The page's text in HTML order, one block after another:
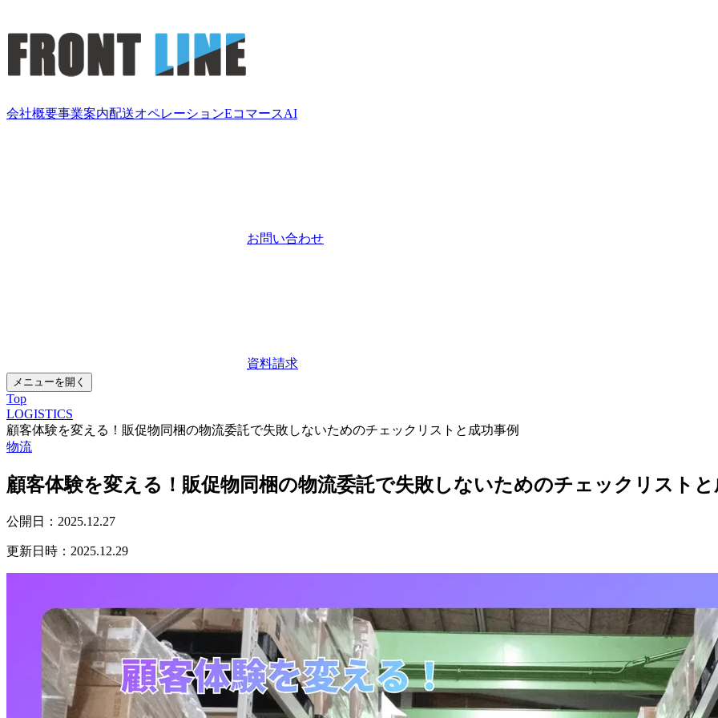
会社概要事業案内配送オペレーションEコマースAI
お問い合わせ
資料請求
メニューを開く
Top
LOGISTICS
顧客体験を変える！販促物同梱の物流委託で失敗しないためのチェックリストと成功事例
物流
顧客体験を変える！販促物同梱の物流委託で失敗しないためのチェックリストと
公開日： 2025.12.27
更新日時： 2025.12.29